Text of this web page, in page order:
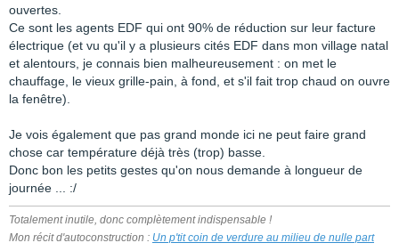
ouvertes.
Ce sont les agents EDF qui ont 90% de réduction sur leur facture
électrique (et vu qu'il y a plusieurs cités EDF dans mon village natal
et alentours, je connais bien malheureusement : on met le
chauffage, le vieux grille-pain, à fond, et s'il fait trop chaud on ouvre
la fenêtre).
Je vois également que pas grand monde ici ne peut faire grand
chose car température déjà très (trop) basse.
Donc bon les petits gestes qu'on nous demande à longueur de
journée ... :/
Totalement inutile, donc complètement indispensable !
Mon récit d'autoconstruction : Un p'tit coin de verdure au milieu de nulle part